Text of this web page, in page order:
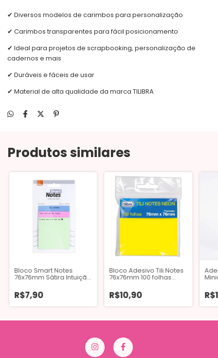
✔ Diversos modelos de carimbos para personalização
✔ Carimbos transparentes para fácil posicionamento
✔ Ideal para projetos de scrapbooking, personalização de
cadernos e mais
✔ Duráveis e fáceis de usar
✔ Material de alta qualidade da marca TILIBRA
Produtos similares
Bloco Smart Notes
76x76mm Sátira Intuição
R$7,90
Bloco Adesivo Tili Notes
76x76mm 100 folhas
R$10,90